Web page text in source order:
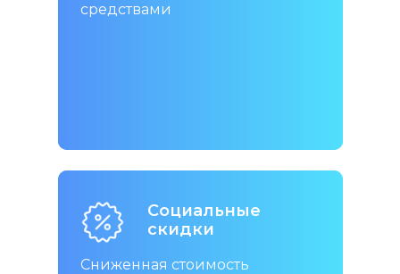
Сниженная стоимость
Социальные
скидки
Сниженная стоимость
Социальные
скидки
Сниженная стоимость
Социальные
скидки
средствами